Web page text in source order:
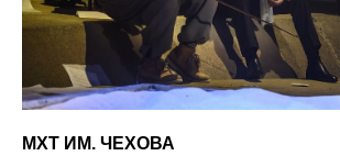
МХТ ИМ. ЧЕХОВА